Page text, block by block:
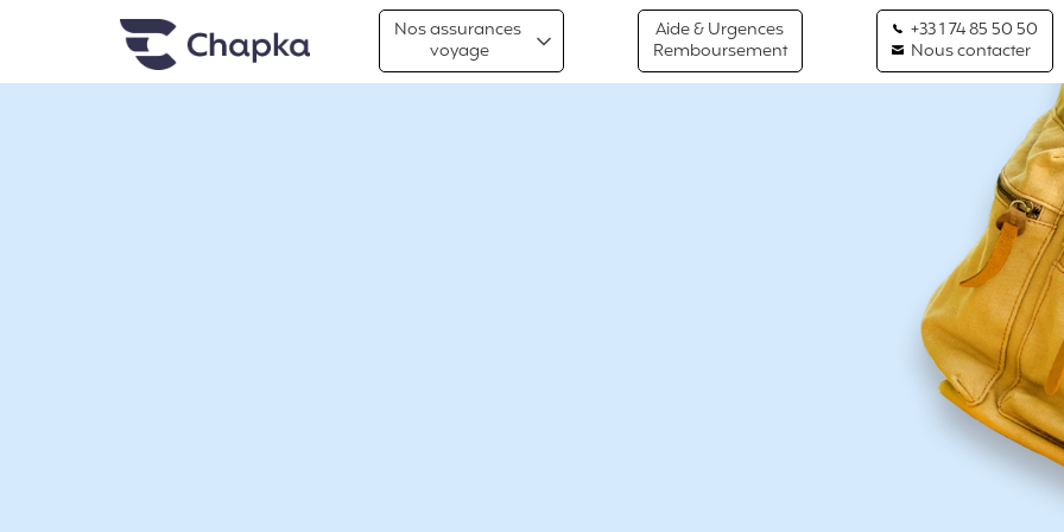
Chapka Assurances Voyages
Nos assurances
voyage
Aide & Urgences
Remboursement
+33 1 74 85 50 50
Nous contacter